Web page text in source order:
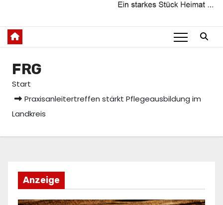
FRG
Start
Praxisanleitertreffen stärkt Pflegeausbildung im
Landkreis
Anzeige